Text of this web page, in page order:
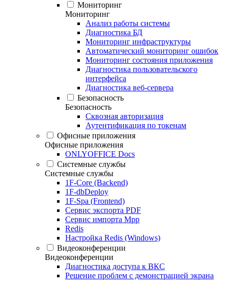
Мониторинг
Мониторинг
Анализ работы системы
Диагностика БД
Мониторинг инфраструктуры
Автоматический мониторинг ошибок
Мониторинг состояния приложения
Диагностика пользовательского
интерфейса
Диагностика веб-сервера
Безопасность
Безопасность
Сквозная авторизация
Аутентификация по токенам
Офисные приложения
Офисные приложения
ONLYOFFICE Docs
Системные службы
Системные службы
1F-Core (Backend)
1F-dbDeploy
1F-Spa (Frontend)
Сервис экспорта PDF
Сервис импорта Mpp
Redis
Настройка Redis (Windows)
Видеоконференции
Видеоконференции
Диагностика доступа к ВКС
Решение проблем с демонстрацией экрана